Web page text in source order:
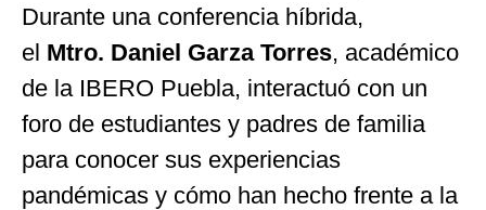
Durante una conferencia híbrida,
el Mtro. Daniel Garza Torres, académico
de la IBERO Puebla, interactuó con un
foro de estudiantes y padres de familia
para conocer sus experiencias
pandémicas y cómo han hecho frente a la